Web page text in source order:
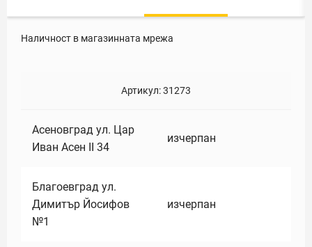
Наличност в магазинната мрежа
Артикул:31273
Асеновград ул. Цар
Иван Асен II 34
изчерпан
Благоевград ул.
Димитър Йосифов
№1
изчерпан